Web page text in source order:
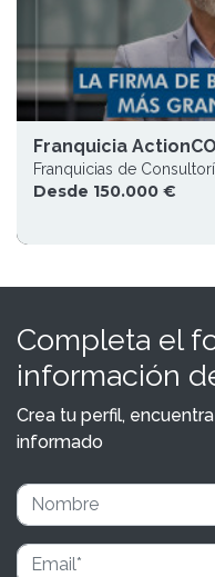
Franquicia
Franquicias de
Desde 150.000 €
Completa el
información
Crea tu perfil,
informado